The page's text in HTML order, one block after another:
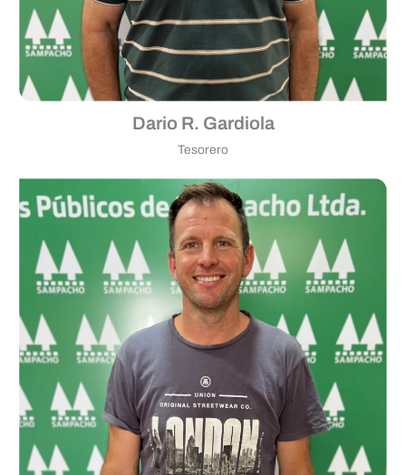
Dario R. Gardiola
Tesorero